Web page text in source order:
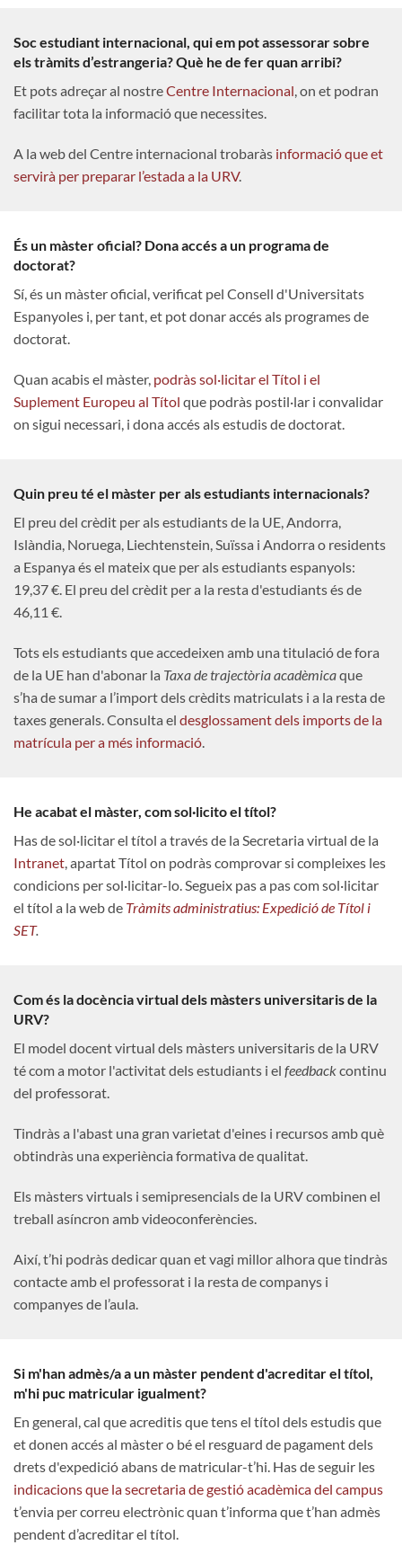
Soc estudiant internacional, qui em pot assessorar sobre
els tràmits d’estrangeria? Què he de fer quan arribi?
Et pots adreçar al nostreCentre Internacional, on et podran
facilitar tota la informació que necessites.
A la web del Centre internacional trobaràs informació que et
servirà per preparar l’estada a la URV.
És un màster oficial? Dona accés a un programa de
doctorat?
Sí, és un màster oficial, verificat pel Consell d'Universitats
Espanyoles i, per tant, et pot donar accés als programes de
doctorat.
Quan acabis el màster, podràs sol·licitar el Títol i el
Suplement Europeu al Títol que podràs postil·lar i convalidar
on sigui necessari, i dona accés als estudis de doctorat.
Quin preu té el màster per als estudiants internacionals?
El preu del crèdit per als estudiants de la UE, Andorra,
Islàndia, Noruega, Liechtenstein, Suïssa i Andorra o residents
a Espanya és el mateix que per als estudiants espanyols:
19,37 €. El preu del crèdit per a la resta d'estudiants és de
46,11 €.
Tots els estudiants que accedeixen amb una titulació de fora
de la UE han d'abonar la Taxa de trajectòria acadèmicaque
s’ha de sumar a l’import dels crèdits matriculats i a la resta de
taxes generals. Consulta el desglossament dels imports de la
matrícula per a més informació.
He acabat el màster, com sol·licito el títol?
Has de sol·licitar el títol a través de la Secretaria virtual de la
Intranet, apartat Títol on podràs comprovar si compleixes les
condicions per sol·licitar-lo. Segueix pas a pas com sol·licitar
el títol a la web de Tràmits administratius: Expedició de Títol i
SET.
Com és la docència virtual dels màsters universitaris de la
URV?
El model docent virtual dels màsters universitaris de la URV
té com a motor l'activitat dels estudiants i el feedbackcontinu
del professorat.
Tindràs a l'abast una gran varietat d'eines i recursos amb què
obtindràs una experiència formativa de qualitat.
Els màsters virtuals i semipresencials de la URV combinen el
treball asíncron amb videoconferències.
Així, t’hi podràs dedicar quan et vagi millor alhora que tindràs
contacte amb el professorat i la resta de companys i
companyes de l’aula.
Si m'han admès/a a un màster pendent d'acreditar el títol,
m'hi puc matricular igualment?
En general, cal que acreditis que tens el títol dels estudis que
et donen accés al màster o bé el resguard de pagament dels
drets d'expedició abans de matricular-t’hi. Has de seguir les
indicacions que la secretaria de gestió acadèmica del campus
t’envia per correu electrònic quan t’informa que t’han admès
pendent d’acreditar el títol.